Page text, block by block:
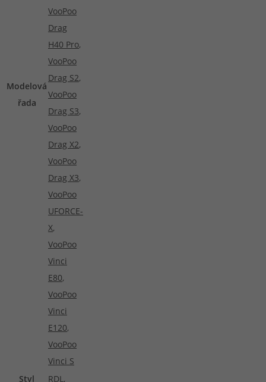
Modelová
řada
VooPoo
Drag
H40 Pro,
VooPoo
Drag S2,
VooPoo
Drag S3,
VooPoo
Drag X2,
VooPoo
Drag X3,
VooPoo
UFORCE-
X,
VooPoo
Vinci
E80,
VooPoo
Vinci
E120,
VooPoo
Vinci S
Styl
RDL,